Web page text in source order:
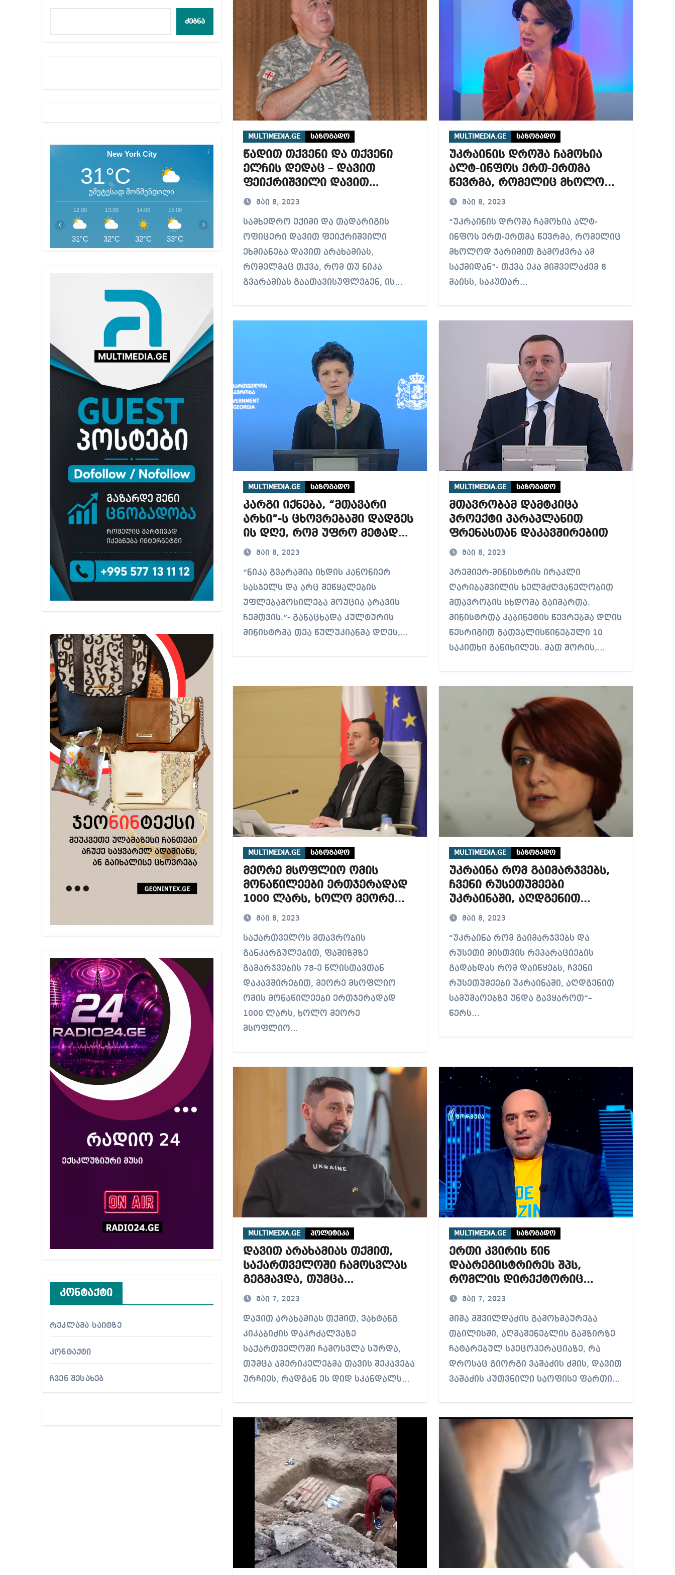
რა ხდება ენტონი ფაუჩის გარშემო — COVID-19-ის წარმოშობის გამოძიებიდან შესაძლო სისხლის სამართლის საქმემდე
მიხეილ სააკაშვილი ოპოზიციური ტელევიზიებით უკმაყოფილოა
თბილისში “გლოვო”-ს კურიერს თავს დაესხნენ
ძებნა
New York City
31°C
უმეტესად მოწმენდილი
12:00
31°C
13:00
32°C
14:00
32°C
15:00
33°C 27°C 25°C 26°C 26°C 25°C 25°C 24°C 24°C 24°C 24°C 24°C
‹ ›
კონტაქტი
რეკლამა საიტზე
კონტაქტი
ჩვენ შესახებ
MULTIMEDIA.GE საზოგადო
წადით თქვენი და თქვენი
ელჩის დედაც – დავით
ფეიქრიშვილი დავით
არახამიას პასუხობს
მაი 8, 2023
სამხედრო ექიმი და თადარიგის
ოფიცერი დავით ფეიქრიშვილი
ეხმიანება დავით არახამიას,
რომელმაც თქვა, რომ თუ ნიკა
გვარამიას გაათავისუფლებენ, ის…
MULTIMEDIA.GE საზოგადო
უკრაინის დროშა ჩამოხია
ალტ-ინფოს ერთ-ერთმა
წევრმა, რომელიც მხოლოდ
ჯარიმით გამოძვრა – ეკა
მაი 8, 2023
“უკრაინის დროშა ჩამოხია ალტ-
ინფოს ერთ-ერთმა წევრმა, რომელიც
მხოლოდ ჯარიმით გამოძვრა ამ
საქმიდან”- თქვა ეკა მიშველაძემ 8
მაისს, საკუთარ…
MULTIMEDIA.GE საზოგადო
კარგი იქნება, “მთავარი
არხი”-ს ცხოვრებაში დადგეს
ის დღე, რომ უფრო მეტად
დაგაინტერესოთ რას
თეა წულუკიანი
მაი 8, 2023
“ნიკა გვარამია იხდის კანონიერ
სასჯელს და არც შეწყალების
უფლებამოსილება მოუცია არავის
ჩემთვის.”- განაცხადა კულტურის
მინისტრმა თეა წულუკიანმა დღეს,…
MULTIMEDIA.GE საზოგადო
მთავრობამ დამტკიცა
პროექტი პარაპლანით
ფრენასთან დაკავშირებით
მაი 8, 2023
პრემიერ-მინისტრის ირაკლი
ღარიბაშვილის ხელმძღვანელობით
მთავრობის სხდომა გაიმართა.
მინისტრთა კაბინეტის წევრებმა დღის
წესრიგით გათვალისწინებული 10
საკითხი განიხილეს. მათ შორის,…
MULTIMEDIA.GE საზოგადო
მეორე მსოფლიო ომის
მონაწილეები ერთჯერადად
1000 ლარს, ხოლო მეორე
მსოფლიო ომში დაღუპულთა
მიიღებენ
მაი 8, 2023
საქართველოს მთავრობის
განკარგულებით, ფაშიზმზე
გამარჯვების 78-ე წლისთავთან
დაკავშირებით, მეორე მსოფლიო
ომის მონაწილეები ერთჯერადად
1000 ლარს, ხოლო მეორე
მსოფლიო…
MULTIMEDIA.GE საზოგადო
უკრაინა რომ გაიმარჯვებს,
ჩვენი რუსეთუმეები
უკრაინაში, აღდგენით
სამუშაოებზე უნდა
დალაქიშვილი
მაი 8, 2023
“უკრაინა რომ გაიმარჯვებს და
რუსეთი მისთვის რეპარაციების
გადახდას რომ დაიწყებს, ჩვენი
რუსეთუმეები უკრაინაში, აღდგენით
სამუშაოებზე უნდა გავყაროთ”–
წერს…
MULTIMEDIA.GE პოლიტიკა
დავით არახამიას თქმით,
საქართველოში ჩამოსვლას
გეგმავდა, თუმცა
ამერიკელებმა სთხოვეს,
მაი 7, 2023
დავით არახამიას თქმით, ვახტანგ
კიკაბიძის დაკრძალვაზე
საქართველოში ჩამოსვლა სურდა,
თუმცა ამერიკელებმა თავის შეკავება
ურჩიეს, რადგან ეს დიდ სკანდალს…
MULTIMEDIA.GE საზოგადო
ერთი კვირის წინ
დაარეგისტრირეს შპს,
რომლის დირექტორიც
გვარად არის ვინმე არახამია
აღმაშენებლის გამზირზე
დალუქულ ფართზე
მაი 7, 2023
მიშა მშვილდაძის გამოხმაურება
თბილისში, აღმაშენებლის გამზირზე
ჩატარებულ სპეცოპერაციაზე, რა
დროსაც გიორგი ვაშაძის ძმის, დავით
ვაშაძის კუთვნილი საოფისე ფართი…